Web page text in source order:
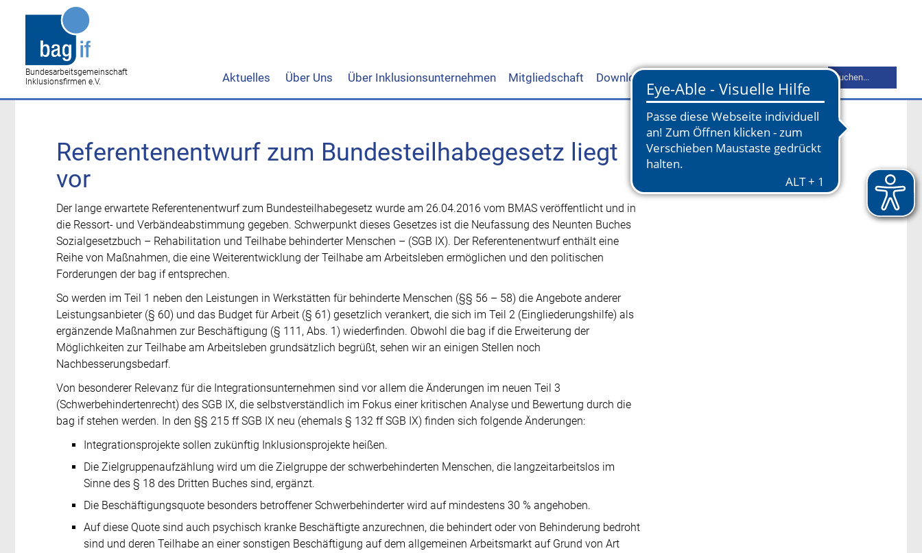
Bundesarbeitsgemeinschaft
Inklusionsfirmen e.V.
Aktuelles Über Uns Über Inklusionsunternehmen Mitgliedschaft Downloads
Suchbegriff
Referentenentwurf zum Bundesteilhabegesetz liegt
vor
Der lange erwartete Referentenentwurf zum Bundesteilhabegesetz wurde am 26.04.2016 vom BMAS veröffentlicht und in
die Ressort- und Verbändeabstimmung gegeben. Schwerpunkt dieses Gesetzes ist die Neufassung des Neunten Buches
Sozialgesetzbuch – Rehabilitation und Teilhabe behinderter Menschen – (SGB IX). Der Referentenentwurf enthält eine
Reihe von Maßnahmen, die eine Weiterentwicklung der Teilhabe am Arbeitsleben ermöglichen und den politischen
Forderungen der bag if entsprechen.
So werden im Teil 1 neben den Leistungen in Werkstätten für behinderte Menschen (§§ 56 – 58) die Angebote anderer
Leistungsanbieter (§ 60) und das Budget für Arbeit (§ 61) gesetzlich verankert, die sich im Teil 2 (Eingliederungshilfe) als
ergänzende Maßnahmen zur Beschäftigung (§ 111, Abs. 1) wiederfinden. Obwohl die bag if die Erweiterung der
Möglichkeiten zur Teilhabe am Arbeitsleben grundsätzlich begrüßt, sehen wir an einigen Stellen noch
Nachbesserungsbedarf.
Von besonderer Relevanz für die Integrationsunternehmen sind vor allem die Änderungen im neuen Teil 3
(Schwerbehindertenrecht) des SGB IX, die selbstverständlich im Fokus einer kritischen Analyse und Bewertung durch die
bag if stehen werden. In den §§ 215 ff SGB IX neu (ehemals § 132 ff SGB IX) finden sich folgende Änderungen:
Integrationsprojekte sollen zukünftig Inklusionsprojekte heißen.
Die Zielgruppenaufzählung wird um die Zielgruppe der schwerbehinderten Menschen, die langzeitarbeitslos im
Sinne des § 18 des Dritten Buches sind, ergänzt.
Die Beschäftigungsquote besonders betroffener Schwerbehinderter wird auf mindestens 30 % angehoben.
Auf diese Quote sind auch psychisch kranke Beschäftigte anzurechnen, die behindert oder von Behinderung bedroht
sind und deren Teilhabe an einer sonstigen Beschäftigung auf dem allgemeinen Arbeitsmarkt auf Grund von Art